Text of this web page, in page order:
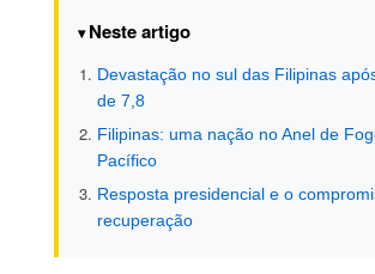
Neste artigo
Devastação no sul das Filipinas
de 7,8
Filipinas: uma nação no Anel de
Pacífico
Resposta presidencial e o
recuperação